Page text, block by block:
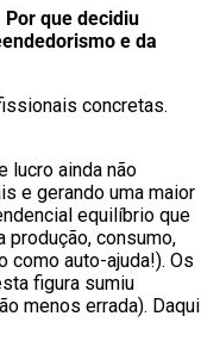
Por que decidiu
e da
concretas.
lucro ainda não
e gerando uma maior
equilíbrio que
produção, consumo,
como auto-ajuda!). Os
figura sumiu
menos errada). Daqui